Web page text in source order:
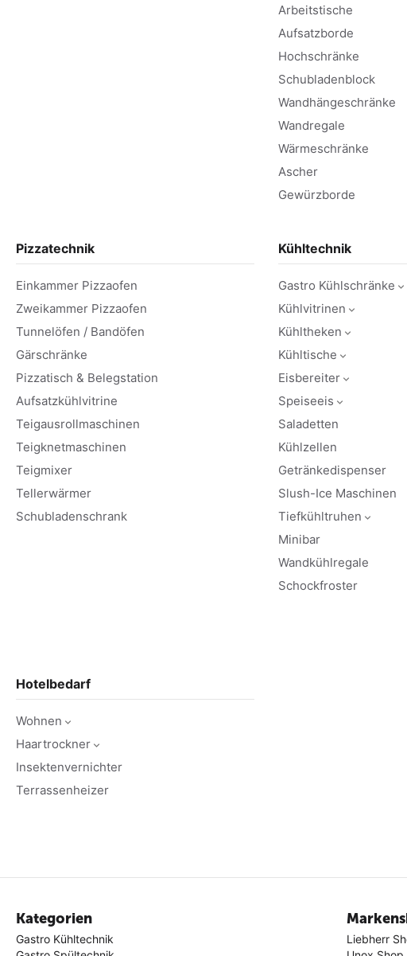
Arbeitstische
Aufsatzborde
Hochschränke
Schubladenblock
Wandhängeschränke
Wandregale
Wärmeschränke
Ascher
Gewürzborde
Pizzatechnik
Einkammer Pizzaofen
Zweikammer Pizzaofen
Tunnelöfen / Bandöfen
Gärschränke
Pizzatisch & Belegstation
Aufsatzkühlvitrine
Teigausrollmaschinen
Teigknetmaschinen
Teigmixer
Tellerwärmer
Schubladenschrank
Kühltechnik
Gastro Kühlschränke
Kühlvitrinen
Kühltheken
Kühltische
Eisbereiter
Speiseeis
Saladetten
Kühlzellen
Getränkedispenser
Slush-Ice Maschinen
Tiefkühltruhen
Minibar
Wandkühlregale
Schockfroster
Hotelbedarf
Wohnen
Haartrockner
Insektenvernichter
Terrassenheizer
Kategorien
Gastro Kühltechnik
Liebherr